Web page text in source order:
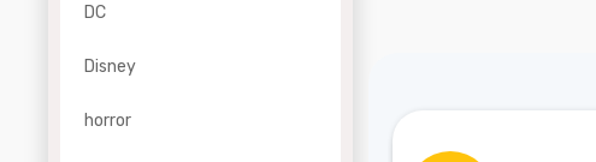
DC
Disney
horror